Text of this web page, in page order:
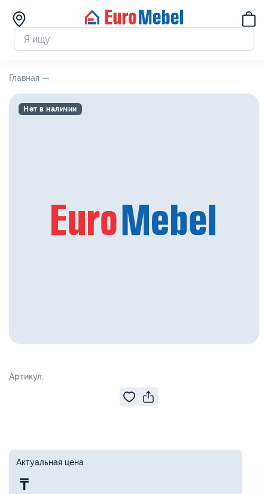
Главная —
Артикул:
Нет в наличии
Актуальная цена
₸